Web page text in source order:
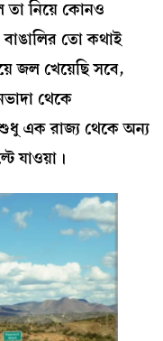
নিয়ে কোনও
বাঙালির তো কথাই
জল খেয়েছি সবে,
থেকে
এক রাজ্য থেকে অন্য
যাওয়া।